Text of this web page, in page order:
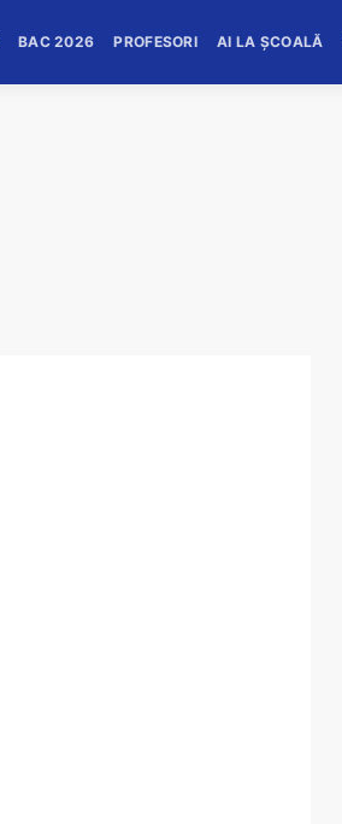
BAC 2026 PROFESORI AI LA ȘCOALĂ